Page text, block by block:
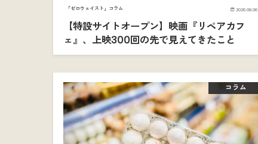
「ゼロウェイスト」コラム 2026.08.06
【特設サイトオープン】映画『リペアカフ
ェ』、上映300回の先で見えてきたこと
コラム